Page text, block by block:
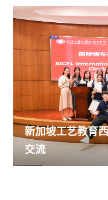
新加坡工艺教育
交流